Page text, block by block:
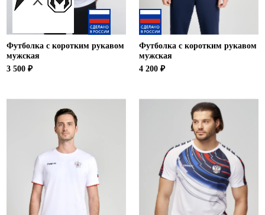
Футболка с коротким рукавом
мужская
3 500 ₽
Футболка с коротким рукавом
мужская
4 200 ₽